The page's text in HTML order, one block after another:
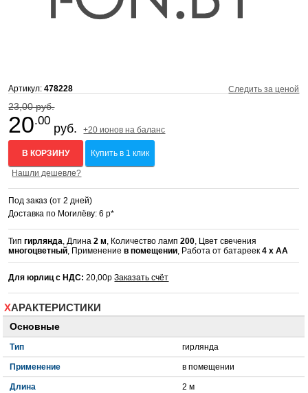
Артикул:478228 Следить за ценой
23,00 руб.
20.00
руб. +20 ионов на баланс
В КОРЗИНУ Купить в 1 клик
Нашли дешевле?
Под заказ (от 2 дней)
Доставка по Могилёву: 6 р*
Типгирлянда, Длина2 м, Количество ламп200, Цвет свечения
многоцветный, Применениев помещении, Работа от батареек4 x AA
Для юрлиц с НДС: 20,00рЗаказать счёт
ХАРАКТЕРИСТИКИ
Основные
Тип гирлянда
Применение в помещении
Длина 2 м